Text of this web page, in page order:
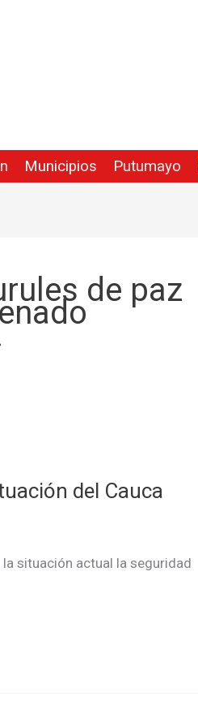
Municipios Putumayo
de paz
del Cauca
situación actual la seguridad